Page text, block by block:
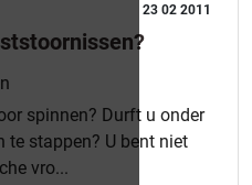
23 02 2011
spinnen? Durft u onder
te stappen? U bent niet
vro...